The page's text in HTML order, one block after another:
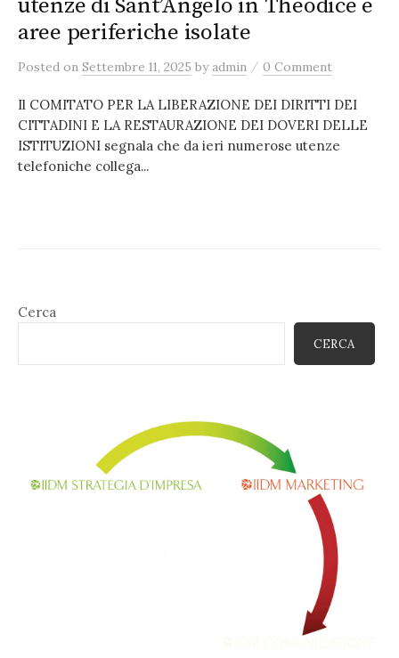
utenze di Sant’Angelo in Theodice e
aree periferiche isolate
Posted on Settembre 11, 2025 byadmin / 0 Comment
Il COMITATO PER LA LIBERAZIONE DEI DIRITTI DEI
CITTADINI E LA RESTAURAZIONE DEI DOVERI DELLE
ISTITUZIONI segnala che da ieri numerose utenze
telefoniche collega...
Cerca
CERCA